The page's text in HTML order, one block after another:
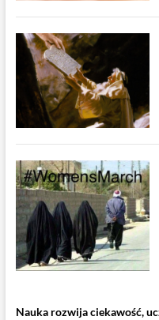
Nauka rozwija ciekawość,